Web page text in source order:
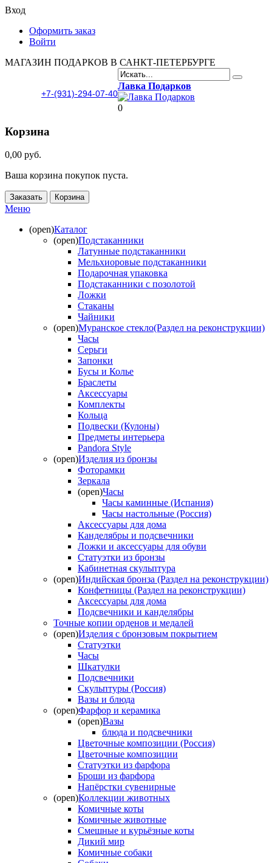
Вход
Оформить заказ
Войти
МАГАЗИН ПОДАРКОВ В САНКТ-ПЕТЕРБУРГЕ
+7-(931)-294-07-40
Лавка Подарков
0
Корзина
0,00 руб.
Ваша корзина покупок пуста.
Заказать Корзина
Меню
(open)Каталог
(open)Подстаканники
Латунные подстаканники
Мельхиоровые подстаканники
Подарочная упаковка
Подстаканники с позолотой
Ложки
Стаканы
Чайники
(open)Муранское стекло(Раздел на реконструкции)
Часы
Серьги
Запонки
Бусы и Колье
Браслеты
Аксессуары
Комплекты
Кольца
Подвески (Кулоны)
Предметы интерьера
Pandora Style
(open)Изделия из бронзы
Фоторамки
Зеркала
(open)Часы
Часы каминные (Испания)
Часы настольные (Россия)
Аксессуары для дома
Канделябры и подсвечники
Ложки и аксессуары для обуви
Статуэтки из бронзы
Кабинетная скульптура
(open)Индийская бронза (Раздел на реконструкции)
Конфетницы (Раздел на реконструкции)
Аксессуары для дома
Подсвечники и канделябры
Точные копии орденов и медалей
(open)Изделия с бронзовым покрытием
Статуэтки
Часы
Шкатулки
Подсвечники
Скульптуры (Россия)
Вазы и блюда
(open)Фарфор и керамика
(open)Вазы
блюда и подсвечники
Цветочные композиции (Россия)
Цветочные композиции
Статуэтки из фарфора
Броши из фарфора
Напёрстки сувенирные
(open)Коллекции животных
Комичные коты
Комичные животные
Смешные и курьёзные коты
Дикий мир
Комичные собаки